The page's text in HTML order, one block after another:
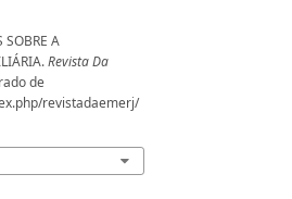
SOBRE A
Revista Da
de
revistadaemerj/